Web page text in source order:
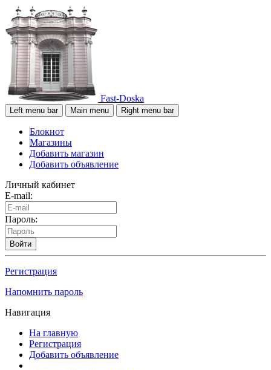
Fast-Doska
Left menu bar Main menu Right menu bar
Блокнот
Магазины
Добавить магазин
Добавить объявление
Личный кабинет
E-mail:
Пароль:
Войти
Регистрация
Напомнить пароль
Навигация
На главную
Регистрация
Добавить объявление